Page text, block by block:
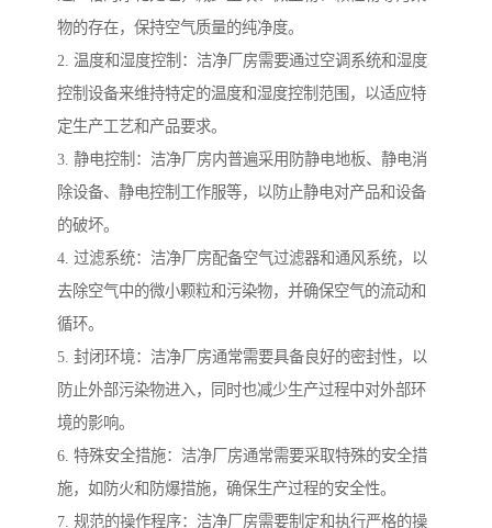
物的存在，保持空气质量的纯净度。
2. 温度和湿度控制：洁净厂房需要通过空调系统和湿度
控制设备来维持特定的温度和湿度控制范围，以适应特
定生产工艺和产品要求。
3. 静电控制：洁净厂房内普遍采用防静电地板、静电消
除设备、静电控制工作服等，以防止静电对产品和设备
的破坏。
4. 过滤系统：洁净厂房配备空气过滤器和通风系统，以
去除空气中的微小颗粒和污染物，并确保空气的流动和
循环。
5. 封闭环境：洁净厂房通常需要具备良好的密封性，以
防止外部污染物进入，同时也减少生产过程中对外部环
境的影响。
6. 特殊安全措施：洁净厂房通常需要采取特殊的安全措
施，如防火和防爆措施，确保生产过程的安全性。
7. 规范的操作程序：洁净厂房需要制定和执行严格的操